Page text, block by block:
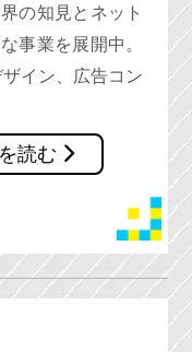
の知見とネット
事業を展開中。
イン、広告コン
読む